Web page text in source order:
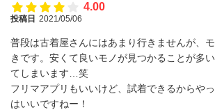
4.00
投稿日 2021/05/06
普段は古着屋さんにはあまり行きませんが、
きです。安くて良いモノが見つかることが多
てしまいます…笑
フリマアプリもいいけど、試着できるからや
はいいですねー！